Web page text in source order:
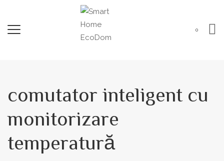
0
comutator inteligent cu
monitorizare
temperatură